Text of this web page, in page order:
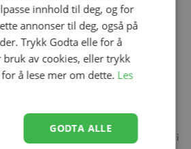
kan festes til en liten bomullsløkke
yttertøystiler, slik at barnet ikke
eller føler seg varm. Når vottene ikke er i
produkter
innhold til deg, og for
annonser til deg, også på
Trykk Godta elle for å
bruk av cookies, eller trykk
for å lese mer om dette. Les
GODTA ALLE